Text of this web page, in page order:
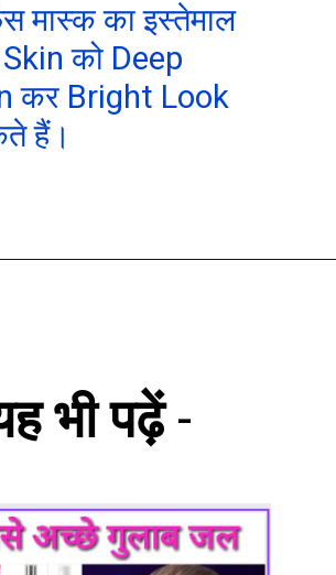
मास्क का इस्तेमाल
को Deep
कर Bright Look
हैं।
भी पढ़ें-